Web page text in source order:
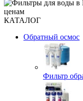
КАТАЛОГ
Обратный осмос
Фильтр